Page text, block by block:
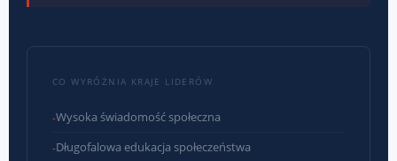
CO WYRÓŻNIA KRAJE LIDERÓW
Wysoka świadomość społeczna
Długofalowa edukacja społeczeństwa